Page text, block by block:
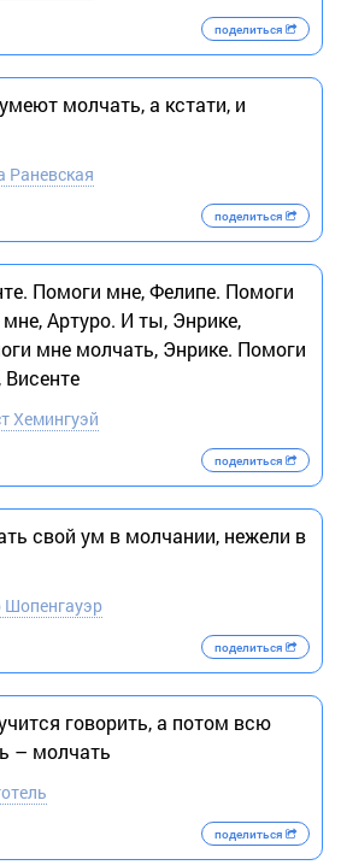
поделиться
молчать, а кстати, и
Раневская
поделиться
Помоги мне, Фелипе. Помоги
Артуро. И ты, Энрике,
мне молчать, Энрике. Помоги
Хемингуэй
поделиться
свой ум в молчании, нежели в
Шопенгауэр
поделиться
говорить, а потом всю
– молчать
поделиться